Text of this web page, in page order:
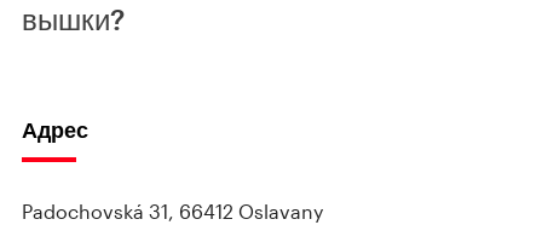
вышки?
Адрес
Padochovská 31, 66412 Oslavany